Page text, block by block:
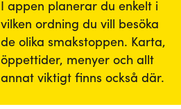
I appen planerar du enkelt i
vilken ordning du vill besöka
de olika smakstoppen. Karta,
öppettider, menyer och allt
annat viktigt finns också där.